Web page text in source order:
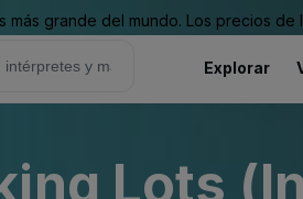
grande del mundo. Los precios
Explorar
Lots